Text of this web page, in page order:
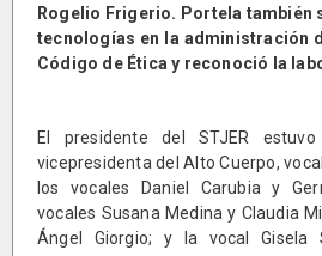
Rogelio Frigerio. Portela también
tecnologías en la administración
Código de Ética y reconoció la
El presidente del STJER
vicepresidenta del Alto Cuerpo,
los vocales Daniel Carubia y
vocales Susana Medina y Claudia
Ángel Giorgio; y la vocal Gisela